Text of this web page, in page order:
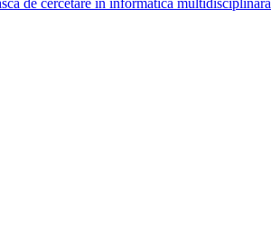
de cercetare în informatică multidisciplinară